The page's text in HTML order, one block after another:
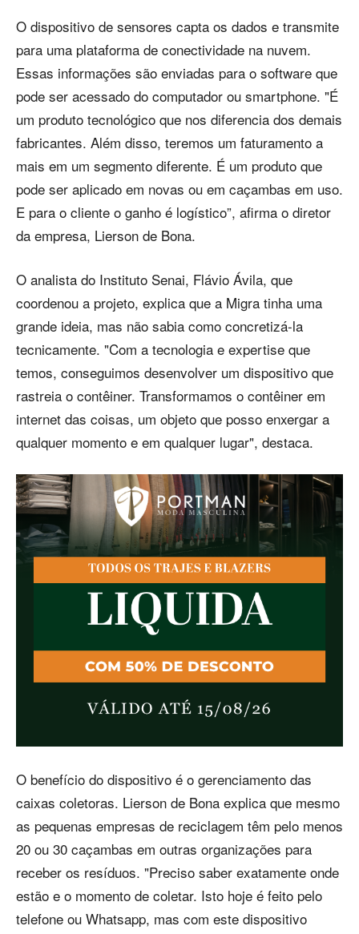
O dispositivo de sensores capta os dados e transmite
para uma plataforma de conectividade na nuvem.
Essas informações são enviadas para o software que
pode ser acessado do computador ou smartphone. "É
um produto tecnológico que nos diferencia dos demais
fabricantes. Além disso, teremos um faturamento a
mais em um segmento diferente. É um produto que
pode ser aplicado em novas ou em caçambas em uso.
E para o cliente o ganho é logístico”, afirma o diretor
da empresa, Lierson de Bona.
O analista do Instituto Senai, Flávio Ávila, que
coordenou a projeto, explica que a Migra tinha uma
grande ideia, mas não sabia como concretizá-la
tecnicamente. "Com a tecnologia e expertise que
temos, conseguimos desenvolver um dispositivo que
rastreia o contêiner. Transformamos o contêiner em
internet das coisas, um objeto que posso enxergar a
qualquer momento e em qualquer lugar", destaca.
O benefício do dispositivo é o gerenciamento das
caixas coletoras. Lierson de Bona explica que mesmo
as pequenas empresas de reciclagem têm pelo menos
20 ou 30 caçambas em outras organizações para
receber os resíduos. "Preciso saber exatamente onde
estão e o momento de coletar. Isto hoje é feito pelo
telefone ou Whatsapp, mas com este dispositivo